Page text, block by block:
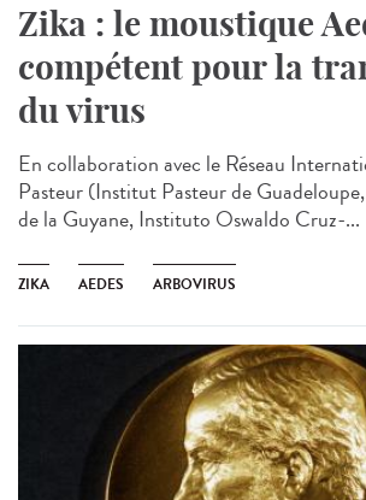
Zika : le moustique
compétent pour la
du virus
En collaboration avec le Réseau
Pasteur (Institut Pasteur de
de la Guyane, Instituto Oswaldo Cruz-...
ZIKA AEDES ARBOVIRUS